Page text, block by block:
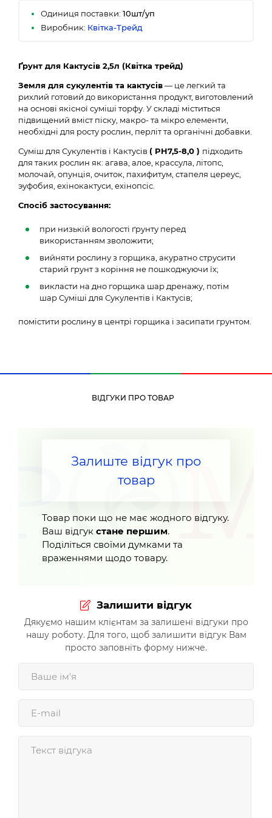
Одиниця поставки: 10шт/уп
Виробник: Квітка-Трейд
Ґрунт для Кактусів 2,5л (Квітка трейд)
Земля для сукулентів та кактусів― це легкий та
рихлий готовий до використання продукт, виготовлений
на основі якісної суміші торфу. У складі міститься
підвищений вміст піску, макро- та мікро елементи,
необхідні для росту рослин, перліт та органічні добавки.
Суміш для Сукулентів і Кактусів ( PH7,5-8,0 ) підходить
для таких рослин як: агава, алое, крассула, літопс,
молочай, опунція, очиток, пахифитум, стапеля цереус,
эуфобия, ехінокактуси, ехінопсіс.
Спосіб застосування:
при низькій вологості ґрунту перед
використанням зволожити;
вийняти рослину з горщика, акуратно струсити
старий грунт з коріння не пошкоджуючи їх;
викласти на дно горщика шар дренажу, потім
шар Суміші для Сукулентів і Кактусів;
помістити рослину в центрі горщика і засипати грунтом.
ВІДГУКИ ПРО ТОВАР
Залиште відгук про
товар
Товар поки що не має жодного відгуку.
Ваш відгук стане першим.
Поділіться своїми думками та
враженнями щодо товару.
Залишити відгук
Дякуємо нашим клієнтам за залишені відгуки про
нашу роботу. Для того, щоб залишити відгук Вам
просто заповніть форму нижче.